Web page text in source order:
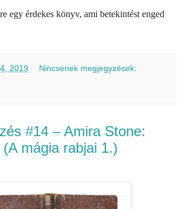
egy érdekes könyv, ami betekintést enged
2019 Nincsenek megjegyzések:
#14 – Amira Stone:
mágia rabjai 1.)